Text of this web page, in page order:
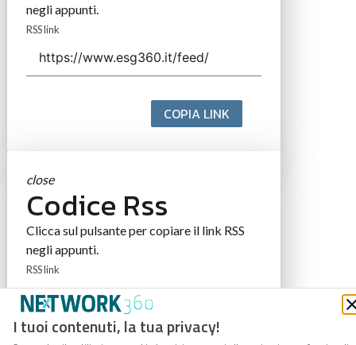
I tuoi contenuti, la tua privacy!
negli appunti.
RSS link
COPIA LINK
close
Codice Rss
Clicca sul pulsante per copiare il link RSS
negli appunti.
RSS link